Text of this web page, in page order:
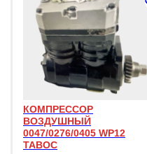
КОМПРЕССОР
ВОЗДУШНЫЙ
0047/0276/0405 WP12
TABOC